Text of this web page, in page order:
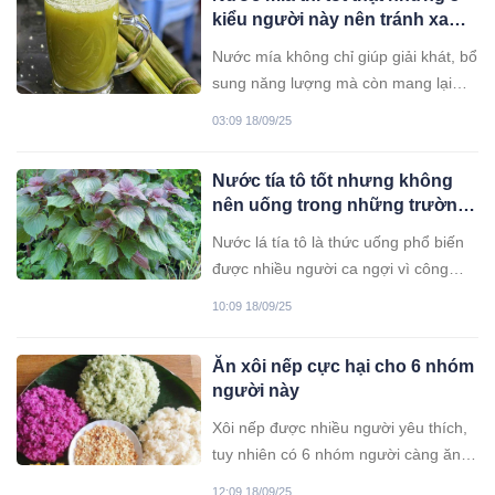
kiểu người này nên tránh xa
Nước mía không chỉ giúp giải khát, bổ
sung năng lượng mà còn mang lại
thể gây hại, thậm chí ‘rước bệnh vào
người’ nếu không lưu ý.
03:09 18/09/25
Nước tía tô tốt nhưng không
nên uống trong những trường
Nước lá tía tô là thức uống phổ biến
được nhiều người ca ngợi vì công
10:09 18/09/25
Ăn xôi nếp cực hại cho 6 nhóm
người này
Xôi nếp được nhiều người yêu thích,
tuy nhiên có 6 nhóm người càng ăn
12:09 18/09/25